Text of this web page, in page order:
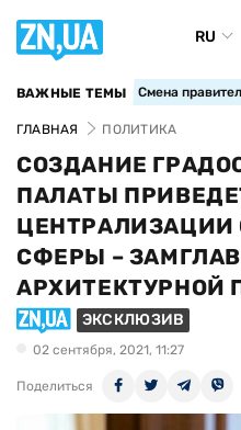
RU
ВАЖНЫЕ ТЕМЫ Смена
ГЛАВНАЯ ПОЛИТИКА
СОЗДАНИЕ
ПАЛАТЫ
ЦЕНТРАЛИЗАЦИИ
СФЕРЫ –
АРХИТЕКТУРНОЙ
ЭКСКЛЮЗИВ
02 сентября, 2021, 11:27
Поделиться